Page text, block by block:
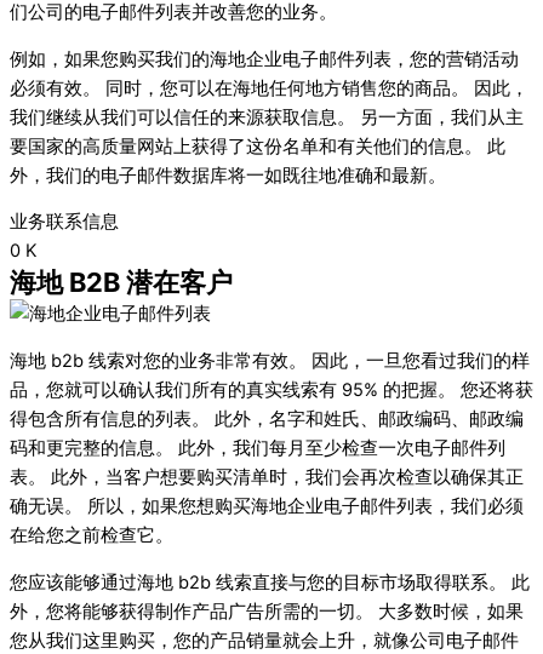
们公司的电子邮件列表并改善您的业务。
例如，如果您购买我们的海地企业电子邮件列表，您的营销活动
必须有效。 同时，您可以在海地任何地方销售您的商品。 因此，
我们继续从我们可以信任的来源获取信息。 另一方面，我们从主
要国家的高质量网站上获得了这份名单和有关他们的信息。 此
外，我们的电子邮件数据库将一如既往地准确和最新。
业务联系信息
0 K
海地 B2B 潜在客户
海地 b2b 线索对您的业务非常有效。 因此，一旦您看过我们的样
品，您就可以确认我们所有的真实线索有 95% 的把握。 您还将获
得包含所有信息的列表。 此外，名字和姓氏、邮政编码、邮政编
码和更完整的信息。 此外，我们每月至少检查一次电子邮件列
表。 此外，当客户想要购买清单时，我们会再次检查以确保其正
确无误。 所以，如果您想购买海地企业电子邮件列表，我们必须
在给您之前检查它。
您应该能够通过海地 b2b 线索直接与您的目标市场取得联系。 此
外，您将能够获得制作产品广告所需的一切。 大多数时候，如果
您从我们这里购买，您的产品销量就会上升，就像公司电子邮件